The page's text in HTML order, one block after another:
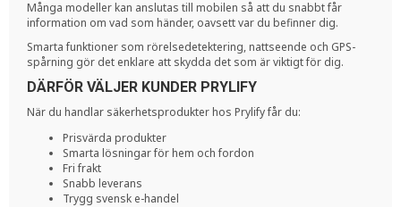
Många modeller kan anslutas till mobilen så att du snabbt får
information om vad som händer, oavsett var du befinner dig.
Smarta funktioner som rörelsedetektering, nattseende och GPS-
spårning gör det enklare att skydda det som är viktigt för dig.
DÄRFÖR VÄLJER KUNDER PRYLIFY
När du handlar säkerhetsprodukter hos Prylify får du:
Prisvärda produkter
Smarta lösningar för hem och fordon
Fri frakt
Snabb leverans
Trygg svensk e-handel